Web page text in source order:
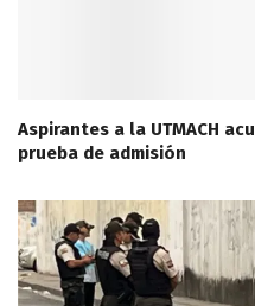
Aspirantes a la UTMACH
prueba de admisión